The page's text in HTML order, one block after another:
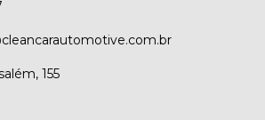
155